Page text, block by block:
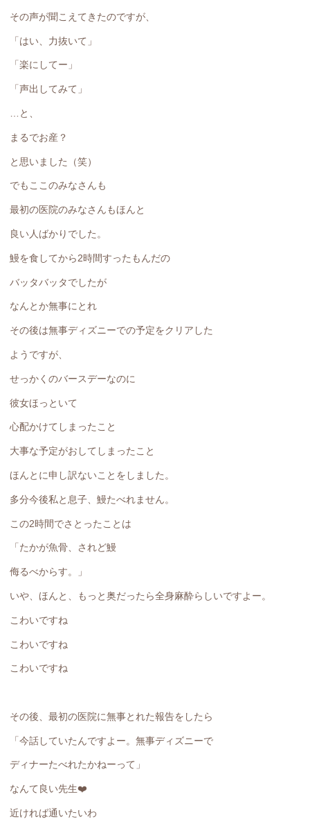
その声が聞こえてきたのですが、
「はい、力抜いて」
「楽にしてー」
「声出してみて」
…と、
まるでお産？
と思いました（笑）
でもここのみなさんも
最初の医院のみなさんもほんと
良い人ばかりでした。
鰻を食してから2時間すったもんだの
バッタバッタでしたが
なんとか無事にとれ
その後は無事ディズニーでの予定をクリアした
ようですが、
せっかくのバースデーなのに
彼女ほっといて
心配かけてしまったこと
大事な予定がおしてしまったこと
ほんとに申し訳ないことをしました。
多分今後私と息子、鰻たべれません。
この2時間でさとったことは
「たかが魚骨、されど鰻
侮るべからす。」
いや、ほんと、もっと奥だったら全身麻酔らしいですよー。
こわいですね
こわいですね
こわいですね
その後、最初の医院に無事とれた報告をしたら
「今話していたんですよー。無事ディズニーで
ディナーたべれたかねーって」
なんて良い先生❤️
近ければ通いたいわ